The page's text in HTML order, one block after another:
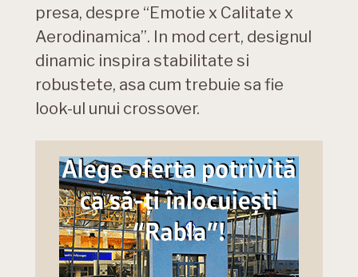
presa, despre “Emotie x Calitate x
Aerodinamica”. In mod cert, designul
dinamic inspira stabilitate si
robustete, asa cum trebuie sa fie
look-ul unui crossover.